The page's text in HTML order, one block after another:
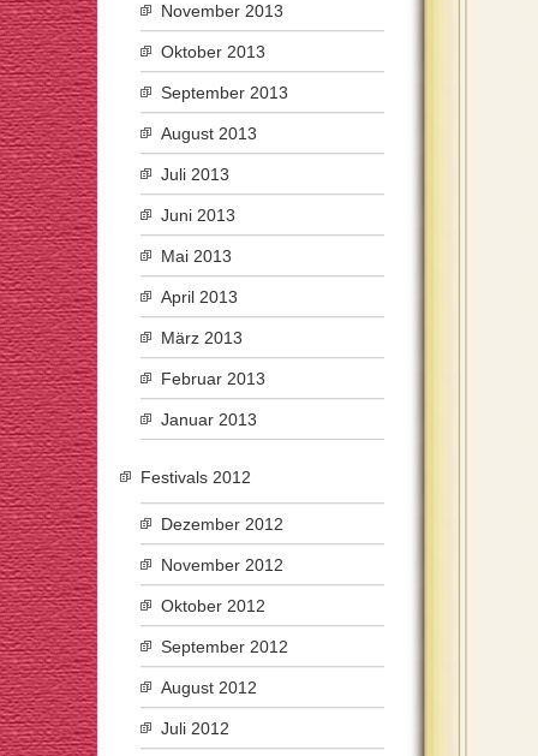
November 2013
Oktober 2013
September 2013
August 2013
Juli 2013
Juni 2013
Mai 2013
April 2013
März 2013
Februar 2013
Januar 2013
Festivals 2012
Dezember 2012
November 2012
Oktober 2012
September 2012
August 2012
Juli 2012